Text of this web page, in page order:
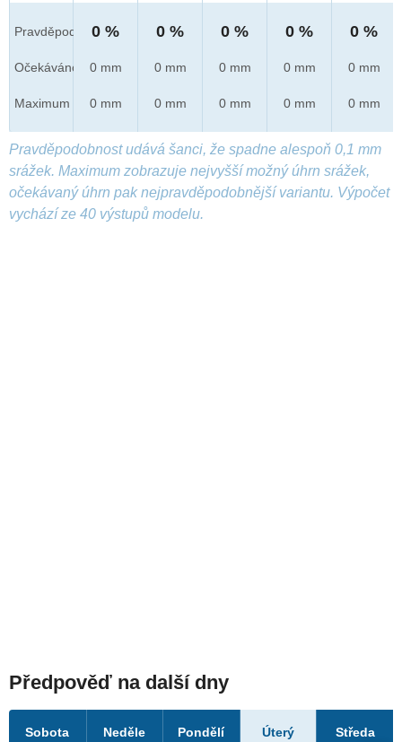
Pravděpod.
Očekáváno
Maximum
0 %
0 mm
0 mm
0 %
0 mm
0 mm
0 %
0 mm
0 mm
0 %
0 mm
0 mm
0 %
0 mm
0 mm
Pravděpodobnost udává šanci, že spadne alespoň 0,1 mm
srážek. Maximum zobrazuje nejvyšší možný úhrn srážek,
očekávaný úhrn pak nejpravděpodobnější variantu. Výpočet
vychází ze 40 výstupů modelu.
Předpověď na další dny
Sobota Neděle Pondělí Úterý Středa